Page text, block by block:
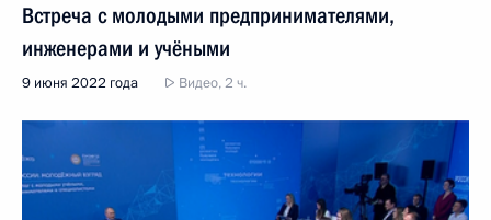
Встреча с молодыми предпринимателями,
инженерами и учёными
9 июня 2022 года Видео, 2 ч.